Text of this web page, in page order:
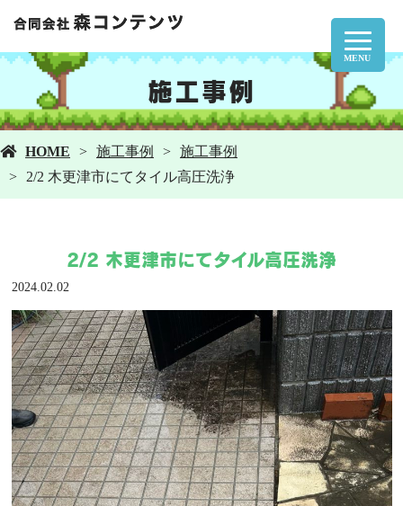
MENU
施工事例
HOME 施工事例
施工事例
2/2 木更津市にてタイル高圧洗浄
2/2 木更津市にてタイル高圧洗浄
2024.02.02